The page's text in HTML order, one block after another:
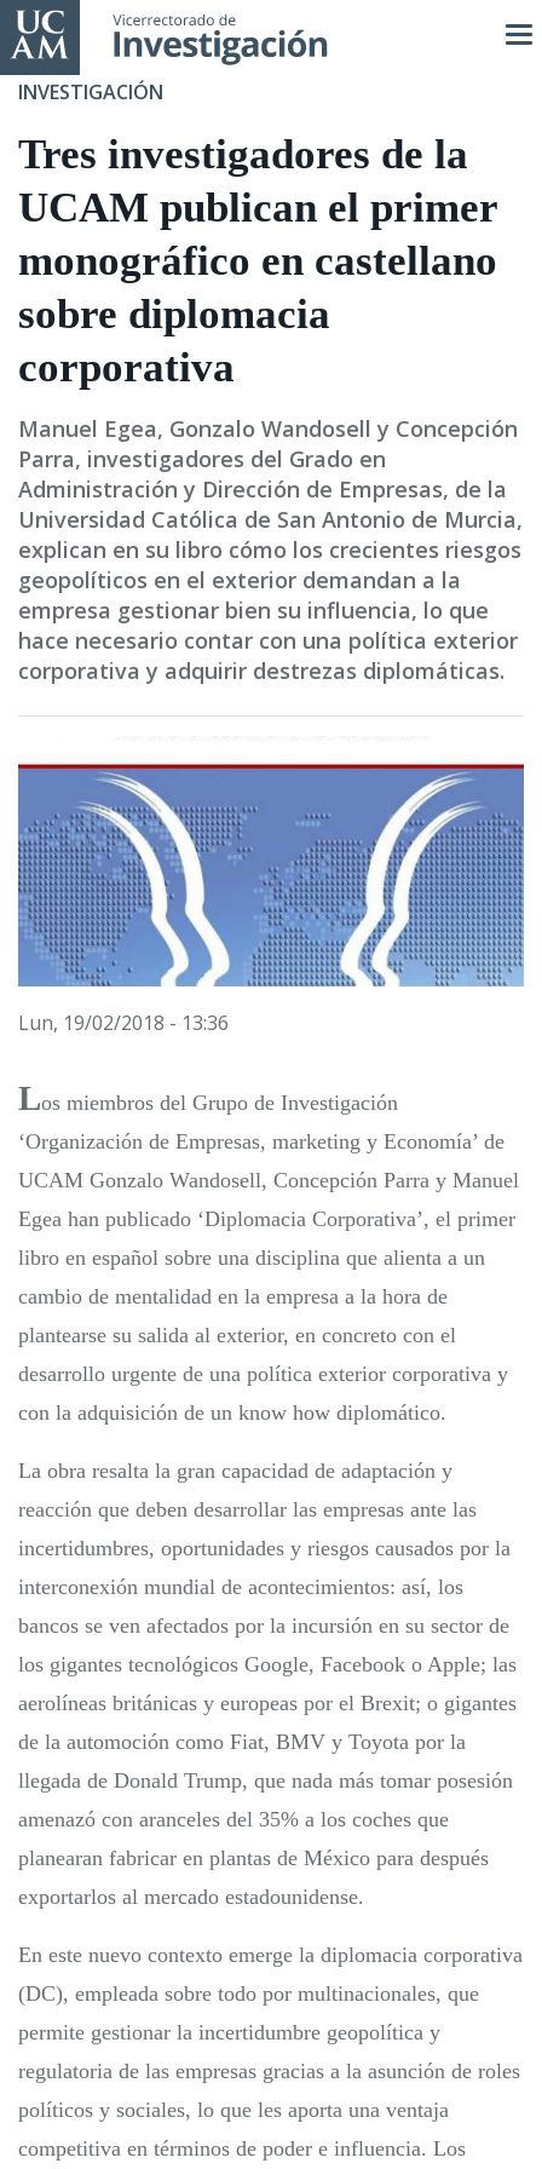
Pasar
al
contenido
INVESTIGACIÓN
Tres investigadores de la
UCAM publican el primer
monográfico en castellano
sobre diplomacia
corporativa
Manuel Egea, Gonzalo Wandosell y Concepción
Parra, investigadores del Grado en
Administración y Dirección de Empresas, de la
Universidad Católica de San Antonio de Murcia,
explican en su libro cómo los crecientes riesgos
geopolíticos en el exterior demandan a la
empresa gestionar bien su influencia, lo que
hace necesario contar con una política exterior
corporativa y adquirir destrezas diplomáticas.
Lun, 19/02/2018 - 13:36
Los miembros del Grupo de Investigación
‘Organización de Empresas, marketing y Economía’ de
UCAM Gonzalo Wandosell, Concepción Parra y Manuel
Egea han publicado ‘Diplomacia Corporativa’, el primer
libro en español sobre una disciplina que alienta a un
cambio de mentalidad en la empresa a la hora de
plantearse su salida al exterior, en concreto con el
desarrollo urgente de una política exterior corporativa y
con la adquisición de un know how diplomático.
La obra resalta la gran capacidad de adaptación y
reacción que deben desarrollar las empresas ante las
incertidumbres, oportunidades y riesgos causados por la
interconexión mundial de acontecimientos: así, los
bancos se ven afectados por la incursión en su sector de
los gigantes tecnológicos Google, Facebook o Apple; las
aerolíneas británicas y europeas por el Brexit; o gigantes
de la automoción como Fiat, BMV y Toyota por la
llegada de Donald Trump, que nada más tomar posesión
amenazó con aranceles del 35% a los coches que
planearan fabricar en plantas de México para después
exportarlos al mercado estadounidense.
En este nuevo contexto emerge la diplomacia corporativa
(DC), empleada sobre todo por multinacionales, que
permite gestionar la incertidumbre geopolítica y
regulatoria de las empresas gracias a la asunción de roles
políticos y sociales, lo que les aporta una ventaja
competitiva en términos de poder e influencia. Los